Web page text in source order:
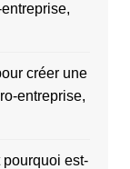
créer une
entreprise,
pourquoi est-